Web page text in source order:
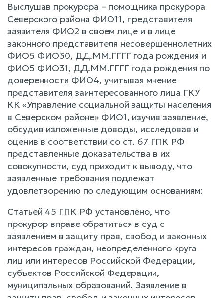
Выслушав прокурора – помощника прокурора
Северского района ФИО11, представителя
заявителя ФИО2 в своем лице и в лице
законного представителя несовершеннолетних
ФИО5 ФИО30, ДД.ММ.ГГГГ года рождения и
ФИО5 ФИО31, ДД.ММ.ГГГГ года рождения по
доверенности ФИО4, учитывая мнение
представителя заинтересованного лица ГКУ
КК «Управление социальной защиты населения
в Северском районе» ФИО1, изучив заявление,
обсудив изложенные доводы, исследовав и
оценив в соответствии со ст. 67 ГПК РФ
представленные доказательства в их
совокупности, суд приходит к выводу, что
заявленные требования подлежат
удовлетворению по следующим основаниям:
Статьей 45 ГПК РФ установлено, что
прокурор вправе обратиться в суд с
заявлением в защиту прав, свобод и законных
интересов граждан, неопределенного круга
лиц или интересов Российской Федерации,
субъектов Российской Федерации,
муниципальных образований. Заявление в